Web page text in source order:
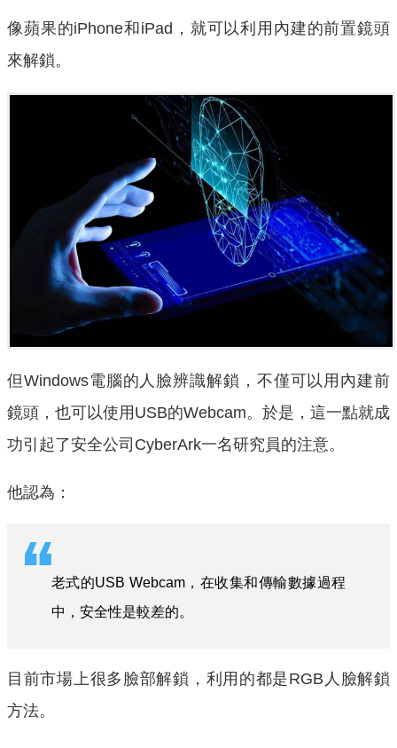
像蘋果的iPhone和iPad，就可以利用內建的前置鏡頭
來解鎖。
但Windows電腦的人臉辨識解鎖，不僅可以用內建前
鏡頭，也可以使用USB的Webcam。於是，這一點就成
功引起了安全公司Cyber​​Ark一名研究員的注意。
他認為：
老式的USB Webcam，在收集和傳輸數據過程
中，安全性是較差的。
目前市場上很多臉部解鎖，利用的都是RGB人臉解鎖
方法。